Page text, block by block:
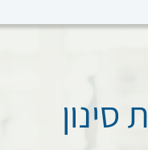
סינון